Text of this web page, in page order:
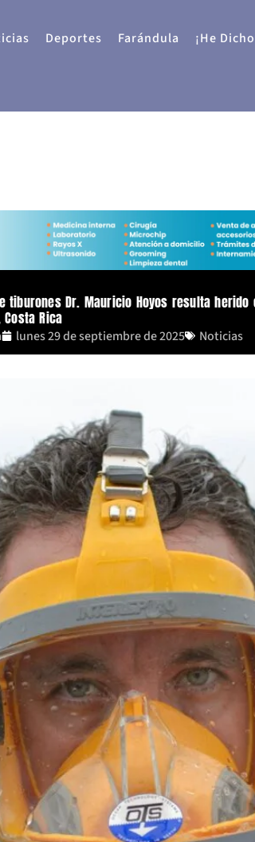
Deportes Farándula ¡He
tiburones Dr. Mauricio Hoyos resulta
Rica
lunes 29 de septiembre de 2025 Noticias